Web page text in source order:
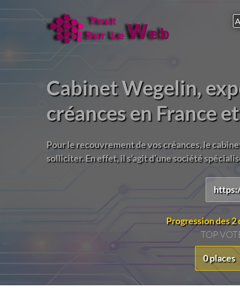
Cabinet Wegelin,
créances en France
Pour le recouvrement de vos créances, le
solliciter. En effet, il s’agit d’une société
Progression des
TOP
0 places